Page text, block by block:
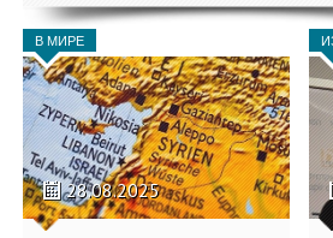
В МИРЕ
28.08.2025